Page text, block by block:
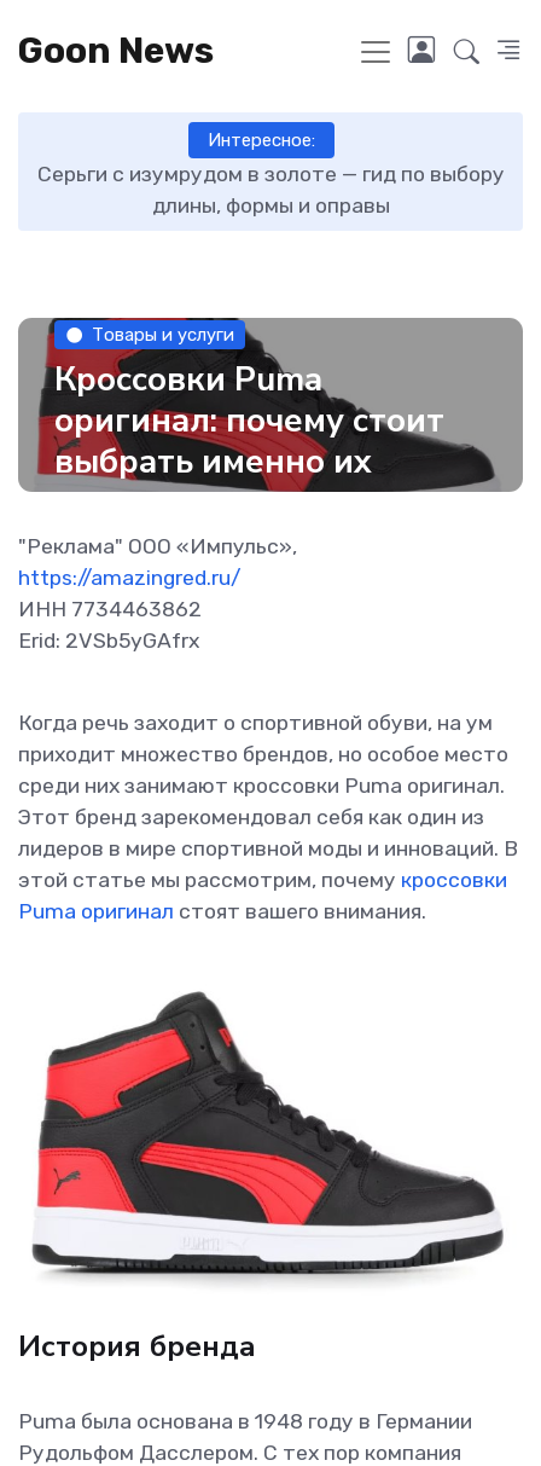
Goon News
Интересное:
Серьги с изумрудом в золоте — гид по выбору
длины, формы и оправы
Товары и услуги
Кроссовки Puma
оригинал: почему стоит
выбрать именно их
"Реклама" ООО «Импульс»,
https://amazingred.ru/
ИНН 7734463862
Erid: 2VSb5yGAfrx
Когда речь заходит о спортивной обуви, на ум
приходит множество брендов, но особое место
среди них занимают кроссовки Puma оригинал.
Этот бренд зарекомендовал себя как один из
лидеров в мире спортивной моды и инноваций. В
этой статье мы рассмотрим, почему кроссовки
Puma оригинал стоят вашего внимания.
История бренда
Puma была основана в 1948 году в Германии
Рудольфом Дасслером. С тех пор компания